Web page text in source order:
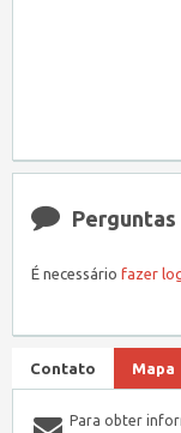
Perguntas
É necessário fazer
Contato Mapa
Para obter